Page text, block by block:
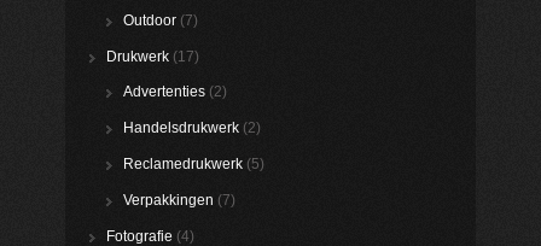
Outdoor (7)
Drukwerk (17)
Advertenties (2)
Handelsdrukwerk (2)
Reclamedrukwerk (5)
Verpakkingen (7)
Fotografie (4)